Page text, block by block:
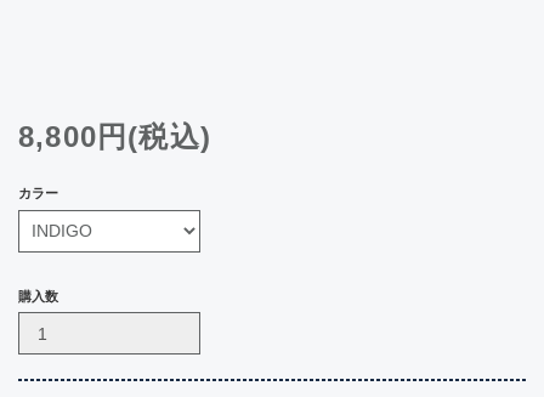
8,800円(税込)
カラー
購入数